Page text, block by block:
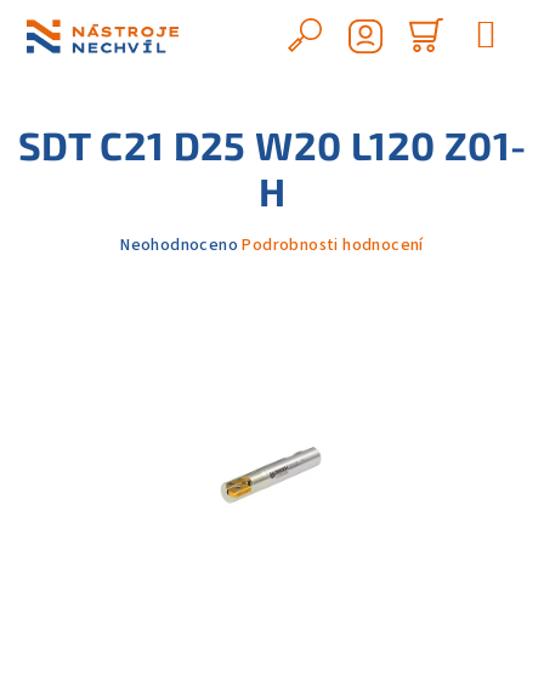
obsah
Hledat
košík
SDT C21 D25 W20 L120 Z01-
H
Průměrné
Neohodnoceno Podrobnosti hodnocení